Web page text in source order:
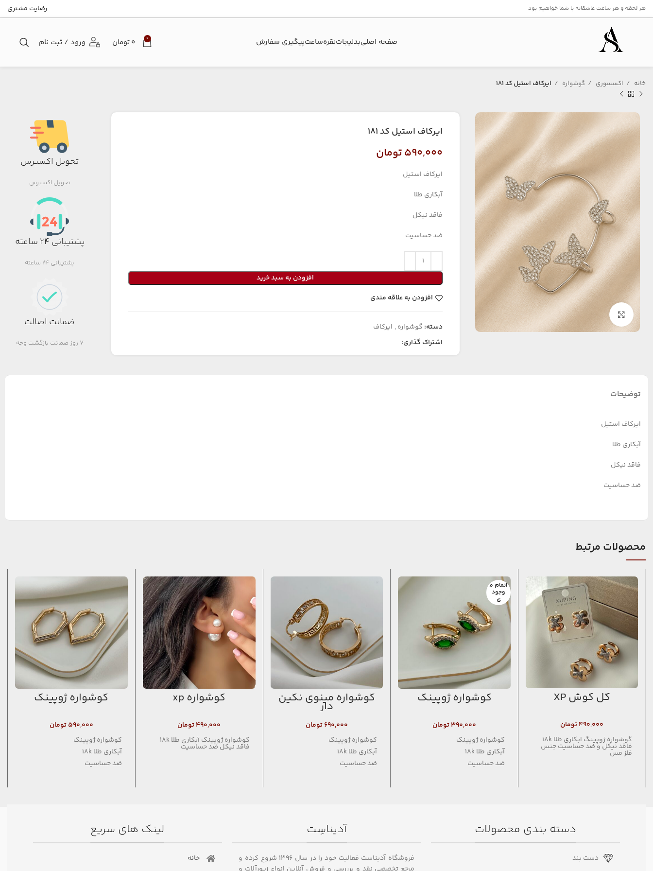
هر لحظه و هر ساعت عاشقانه با شما خواهیم بود رضایت مشتری
صفحه اصلیبدلیجاتنقرهساعتپیگیری سفارش‌ 0 ۰تومان ورود / ثبت نام
خانه اکسسوری گوشواره ایرکاف استیل کد ۱۸۱
بزرگنمایی تصویر
ایرکاف استیل کد ۱۸۱
۵۹۰,۰۰۰تومان
ایرکاف استیل
آبکاری طلا
فاقد نیکل
ضد حساسیت
افزودن به سبد خرید
افزودن به علاقه مندی
دسته: گوشواره, ایرکاف
اشتراک گذاری:
تحویل اکسپرس
تحویل اکسپرس
پشتیبانی 24 ساعته
پشتیبانی 24 ساعته
ضمانت اصالت
7 روز ضمانت بازگشت وجه
توضیحات
ایرکاف استیل
آبکاری طلا
فاقد نیکل
ضد حساسیت
محصولات مرتبط
گل گوش XP
۴۹۰,۰۰۰تومان
گوشواره ژوپینگ ابکاری طلا 18k
فاقد نیکل و ضد حساسیت جنس
فلز مس
اتمام م
وجود
ی
گوشواره ژوپینگ
۳۹۰,۰۰۰تومان
گوشواره ژوپینگ
آبکاری طلا 18k
ضد حساسیت
گوشواره مینوی نگین
دار
۶۹۰,۰۰۰تومان
گوشواره ژوپینگ
آبکاری طلا 18k
ضد حساسیت
گوشواره xp
۴۹۰,۰۰۰تومان
گوشواره ژوپينگ آبكاري طلا 18k
فاقد نیکل ضد حساسیت
گوشواره ژوپینگ
۵۹۰,۰۰۰تومان
گوشواره ژوپینگ
آبکاری طلا 18k
ضد حساسیت
دسته بندی محصولات
دست بند
آدیناسِت
فروشگاه آدیناست فعالیت خود را در سال ۱۳۹۶ شروع کرده و
لینک های سریع
خانه